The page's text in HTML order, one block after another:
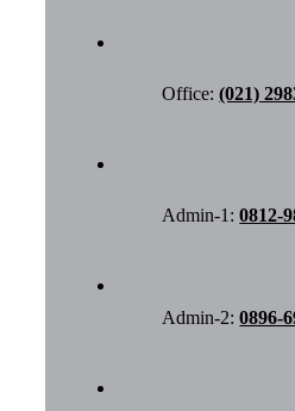
Office:(021)
Admin-1:0812-
Admin-2:0896-